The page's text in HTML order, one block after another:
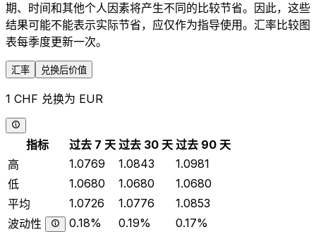
期、时间和其他个人因素将产生不同的比较节省。因此，这些
结果可能不能表示实际节省，应仅作为指导使用。汇率比较图
表每季度更新一次。
汇率 兑换后价值
1 CHF 兑换为 EUR
指标 过去 7 天 过去 30 天 过去 90 天
高
1.0769 1.0843
1.0981
低
1.0680 1.0680
1.0680
平均
1.0726 1.0776
1.0853
波动性
0.18% 0.19% 0.17%